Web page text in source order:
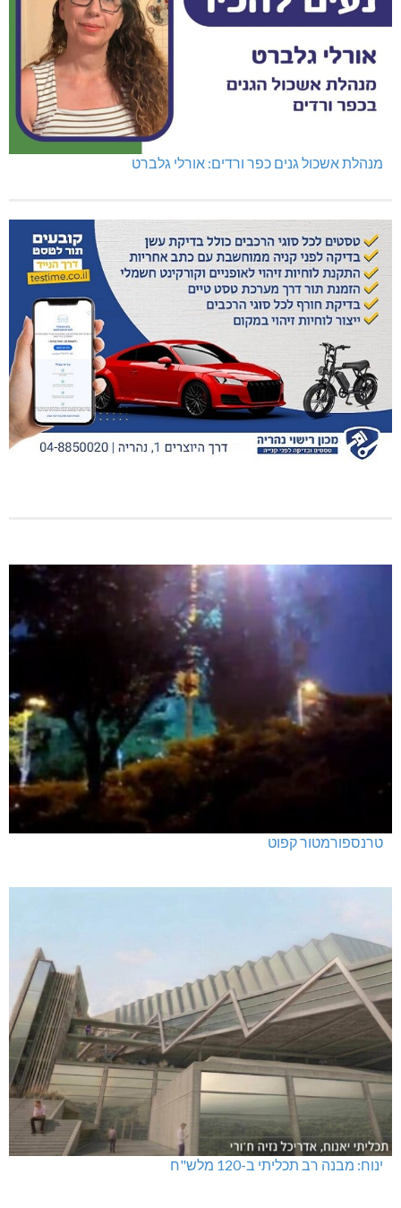
נהריה: נתפסו מאות אלפי שקלים ומט"ח
מנהלת אשכול גנים כפר ורדים: אורלי גלברט
טרנספורמטור קפוט